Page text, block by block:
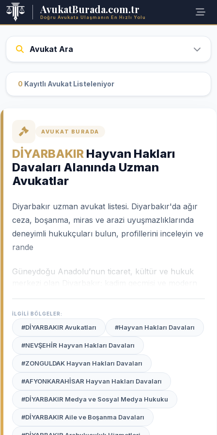
AvukatBurada.com.tr
Doğru Avukata Ulaşmanın En Hızlı Yolu
Avukat Ara
0 Kayıtlı Avukat Listeleniyor
AVUKAT BURADA
DİYARBAKIR Hayvan Hakları
Davaları Alanında Uzman
Avukatlar
Diyarbakır uzman avukat listesi. Diyarbakır'da ağır
ceza, boşanma, miras ve arazi uyuşmazlıklarında
deneyimli hukukçuları bulun, profillerini inceleyin ve
rande
Güneydoğu Anadolu’nun ticaret, kültür ve hukuk
merkezi olması, Diyarbakır'ı bölgedeki hukuki
süreçlerin nihai karar noktalarından biri haline
getirmiştir.Diyarbakır uzman avukatları
sosyal dinamikleri bilen hem de teknik hukuk
metinlerini mahkeme salonlarında başarıyla savunan
profesyonellerdir.
Avukat Buradaplatformu, Kayapınar’dan Sur’a,
Bağlar’dan Yenişehir’e kadar Diyarbakır’ın her
noktasındaki seçkin avukatları sizin için listeler.
İLGİLİ BÖLGELER:
#DİYARBAKIR Avukatları #Hayvan Hakları Davaları
#NEVŞEHİR Hayvan Hakları Davaları
#ZONGULDAK Hayvan Hakları Davaları
#AFYONKARAHİSAR Hayvan Hakları Davaları
#DİYARBAKIR Medya ve Sosyal Medya Hukuku
#DİYARBAKIR Aile ve Boşanma Davaları